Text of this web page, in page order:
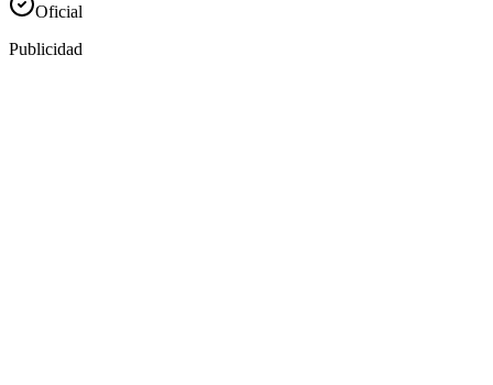
Oficial
Publicidad